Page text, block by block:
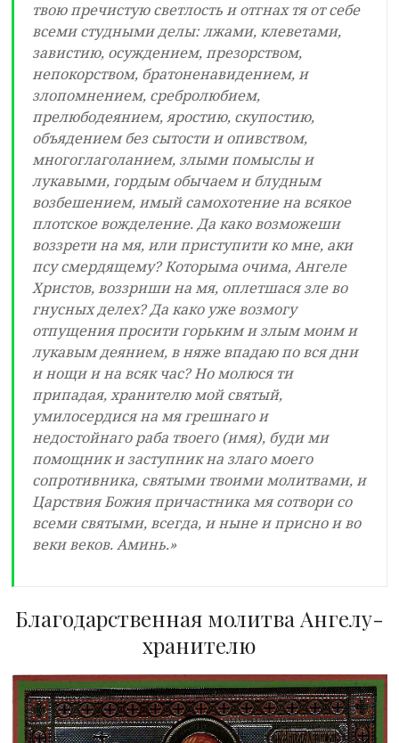
твою пречистую светлость и отгнах тя от себе
всеми студными делы: лжами, клеветами,
завистию, осуждением, презорством,
непокорством, братоненавидением, и
злопомнением, сребролюбием,
прелюбодеянием, яростию, скупостию,
объядением без сытости и опивством,
многоглаголанием, злыми помыслы и
лукавыми, гордым обычаем и блудным
возбешением, имый самохотение на всякое
плотское вожделение. Да како возможеши
воззрети на мя, или приступити ко мне, аки
псу смердящему? Которыма очима, Ангеле
Христов, воззриши на мя, оплетшася зле во
гнусных делех? Да како уже возмогу
отпущения просити горьким и злым моим и
лукавым деянием, в няже впадаю по вся дни
и нощи и на всяк час? Но молюся ти
припадая, хранителю мой святый,
умилосердися на мя грешнаго и
недостойнаго раба твоего (имя), буди ми
помощник и заступник на злаго моего
сопротивника, святыми твоими молитвами, и
Царствия Божия причастника мя сотвори со
всеми святыми, всегда, и ныне и присно и во
веки веков. Аминь.»
Благодарственная молитва Ангелу-
хранителю